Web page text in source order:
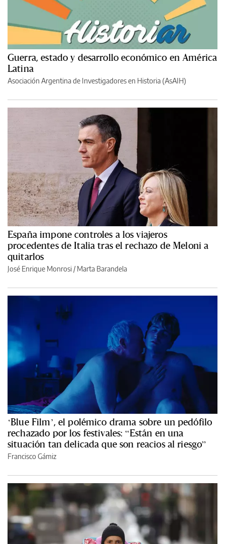
Guerra, estado y desarrollo económico en América
Latina
Asociación Argentina de Investigadores en Historia (AsAIH)
España impone controles a los viajeros
procedentes de Italia tras el rechazo de Meloni a
quitarlos
José Enrique Monrosi / Marta Barandela
‘Blue Film’, el polémico drama sobre un pedófilo
rechazado por los festivales: “Están en una
situación tan delicada que son reacios al riesgo”
Francisco Gámiz